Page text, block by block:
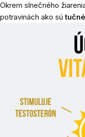
Okrem slnečného
potravinách ako sú